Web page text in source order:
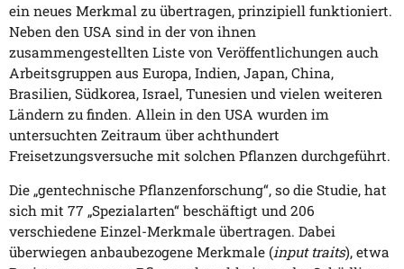
ein neues Merkmal zu übertragen, prinzipiell funktioniert.
Neben den USA sind in der von ihnen
zusammengestellten Liste von Veröffentlichungen auch
Arbeitsgruppen aus Europa, Indien, Japan, China,
Brasilien, Südkorea, Israel, Tunesien und vielen weiteren
Ländern zu finden. Allein in den USA wurden im
untersuchten Zeitraum über achthundert
Freisetzungsversuche mit solchen Pflanzen durchgeführt.
Die „gentechnische Pflanzenforschung“, so die Studie, hat
sich mit 77 „Spezialarten“ beschäftigt und 206
verschiedene Einzel-Merkmale übertragen. Dabei
überwiegen anbaubezogene Merkmale (input traits), etwa